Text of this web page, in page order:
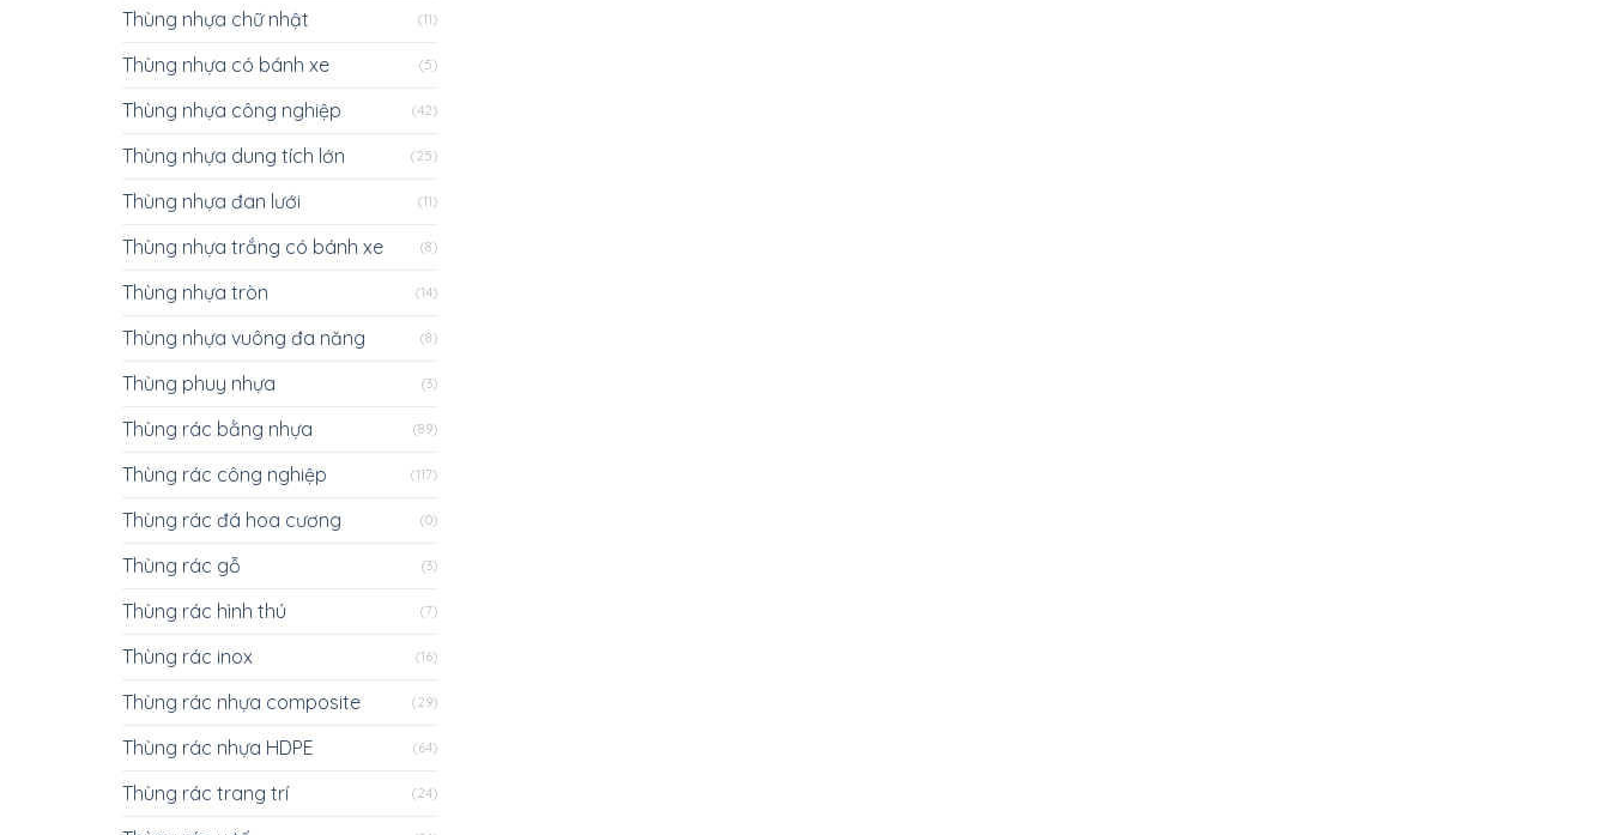
Thùng nhựa chữ nhật (11)
Thùng nhựa có bánh xe (5)
Thùng nhựa công nghiệp (42)
Thùng nhựa dung tích lớn (25)
Thùng nhựa đan lưới (11)
Thùng nhựa trắng có bánh xe (8)
Thùng nhựa tròn (14)
Thùng nhựa vuông đa năng (8)
Thùng phuy nhựa (3)
Thùng rác bằng nhựa (89)
Thùng rác công nghiệp (117)
Thùng rác đá hoa cương (0)
Thùng rác gỗ (3)
Thùng rác hình thú (7)
Thùng rác inox (16)
Thùng rác nhựa composite (29)
Thùng rác nhựa HDPE (64)
Thùng rác trang trí (24)